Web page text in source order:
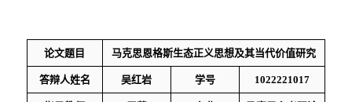
论文题目 马克思恩格斯生态正义思想及其当代价值研究
答辩人姓名 吴红岩 学号 1022221017